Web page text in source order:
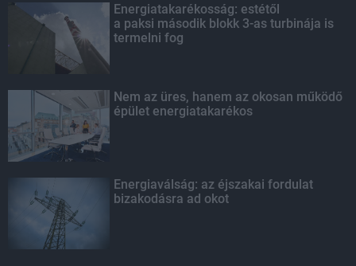
Energiatakarékosság: estétől
a paksi második blokk 3-as turbinája is
termelni fog
Nem az üres, hanem az okosan működő
épület energiatakarékos
Energiaválság: az éjszakai fordulat
bizakodásra ad okot